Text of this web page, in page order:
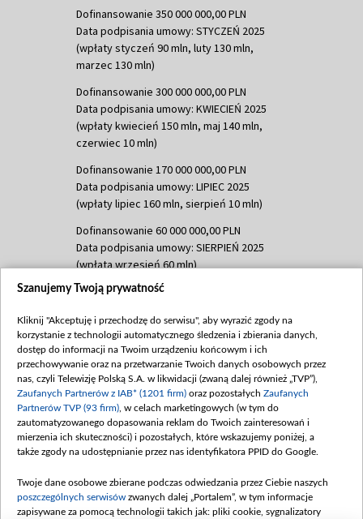
Dofinansowanie 350 000 000,00 PLN
Data podpisania umowy: STYCZEŃ 2025
(wpłaty styczeń 90 mln, luty 130 mln,
marzec 130 mln)
Dofinansowanie 300 000 000,00 PLN
Data podpisania umowy: KWIECIEŃ 2025
(wpłaty kwiecień 150 mln, maj 140 mln,
czerwiec 10 mln)
Dofinansowanie 170 000 000,00 PLN
Data podpisania umowy: LIPIEC 2025
(wpłaty lipiec 160 mln, sierpień 10 mln)
Dofinansowanie 60 000 000,00 PLN
Data podpisania umowy: SIERPIEŃ 2025
(wpłata wrzesień 60 mln)
Dofinansowanie 635 783 051,21 PLN
(wpłata wrzesień 100 mln, październik 350
mln, listopad 265 mln)
Dofinansowanie 48 862 000,00 PLN
Data podpisania umowy: GRUDZIEŃ 2025
(wpłata grudzień 60,548 mln)
Dofinansowanie 900 000 000,00 PLN
Data podpisania umowy: LUTY 2026 (wpłata
kwiecień 180 mln, 7 maja 180 mln, 8
czerwca 90 mln)
Szanujemy Twoją prywatność
Kliknij "Akceptuję i przechodzę do serwisu", aby wyrazić zgody na
korzystanie z technologii automatycznego śledzenia i zbierania danych,
dostęp do informacji na Twoim urządzeniu końcowym i ich
przechowywanie oraz na przetwarzanie Twoich danych osobowych przez
nas, czyli Telewizję Polską S.A. w likwidacji (zwaną dalej również „TVP”),
Zaufanych Partnerów z IAB* (1201 firm) oraz pozostałych Zaufanych
Partnerów TVP (93 firm) , w celach marketingowych (w tym do
zautomatyzowanego dopasowania reklam do Twoich zainteresowań i
mierzenia ich skuteczności) i pozostałych, które wskazujemy poniżej, a
także zgody na udostępnianie przez nas identyfikatora PPID do Google.
Twoje dane osobowe zbierane podczas odwiedzania przez Ciebie naszych
poszczególnych serwisów zwanych dalej „Portalem”, w tym informacje
zapisywane za pomocą technologii takich jak: pliki cookie, sygnalizatory